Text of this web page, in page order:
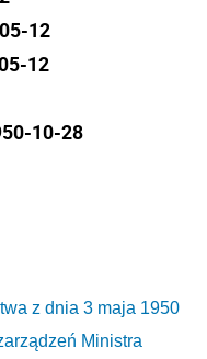
12
12
10-28
z dnia 3 maja 1950
Ministra